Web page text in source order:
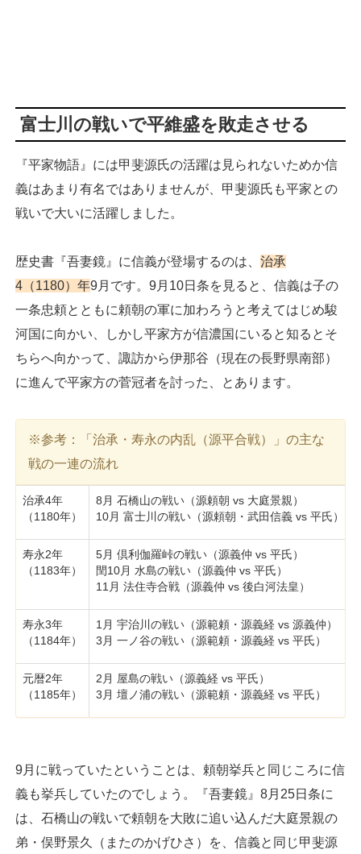
富士川の戦いで平維盛を敗走させる
『平家物語』には甲斐源氏の活躍は見られないためか信
義はあまり有名ではありませんが、甲斐源氏も平家との
戦いで大いに活躍しました。
歴史書『吾妻鏡』に信義が登場するのは、 治承
4（1180）年9月です。9月10日条を見ると、信義は子の
一条忠頼とともに頼朝の軍に加わろうと考えてはじめ駿
河国に向かい、しかし平家方が信濃国にいると知るとそ
ちらへ向かって、諏訪から伊那谷（現在の長野県南部）
に進んで平家方の菅冠者を討った、とあります。
※参考：「治承・寿永の内乱（源平合戦）」の主な
戦の一連の流れ
治承4年
（1180年）
8月 石橋山の戦い（源頼朝 vs 大庭景親）
10月 富士川の戦い（源頼朝・武田信義 vs 平氏）
寿永2年
（1183年）
5月 倶利伽羅峠の戦い（源義仲 vs 平氏）
閏10月 水島の戦い（源義仲 vs 平氏）
11月 法住寺合戦（源義仲 vs 後白河法皇）
寿永3年
（1184年）
1月 宇治川の戦い（源範頼・源義経 vs 源義仲）
3月 一ノ谷の戦い（源範頼・源義経 vs 平氏）
元暦2年
（1185年）
2月 屋島の戦い（源義経 vs 平氏）
3月 壇ノ浦の戦い（源範頼・源義経 vs 平氏）
9月に戦っていたということは、頼朝挙兵と同じころに信
義も挙兵していたのでしょう。『吾妻鏡』8月25日条に
は、石橋山の戦いで頼朝を大敗に追い込んだ大庭景親の
弟・俣野景久（またのかげひさ）を、信義と同じ甲斐源